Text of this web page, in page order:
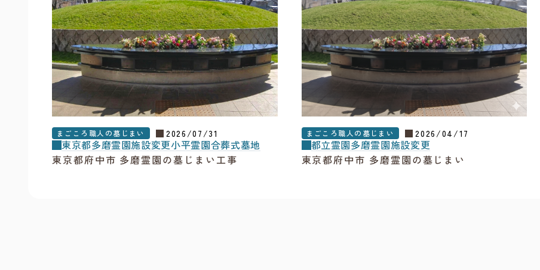
まごころ職人の墓じまい 2026/07/31
東京都多磨霊園施設変更小平霊園合葬式墓地
東京都府中市 多磨霊園の墓じまい工事
まごころ職人の墓じまい 2026/04/17
都立霊園多磨霊園施設変更
東京都府中市 多磨霊園の墓じまい